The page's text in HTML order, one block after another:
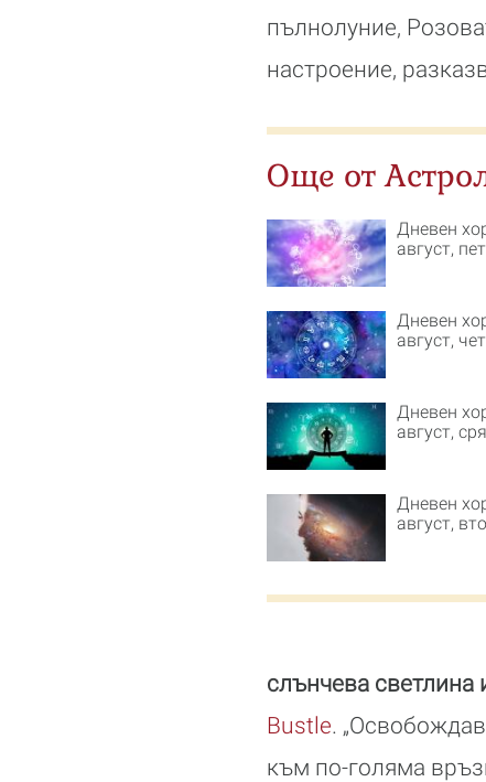
пълнолуние,
настроение,
Още от
Дневен
август,
Дневен
август,
Дневен
август,
Дневен
август,
слънчева светлина
Bustle.
към по-голяма